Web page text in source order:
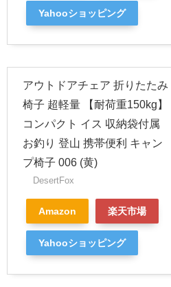
Yahooショッピング
アウトドアチェア 折りたたみ
椅子 超軽量 【耐荷重150kg】
コンパクト イス 収納袋付属
お釣り 登山 携帯便利 キャン
プ椅子 006 (黄)
DesertFox
Amazon 楽天市場
Yahooショッピング